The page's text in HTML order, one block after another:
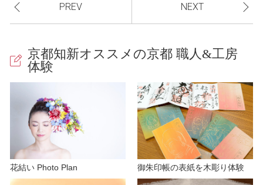
y
V
i
PREV NEXT
京都知新オススメの京都 職人&工房
体験
花結い Photo Plan 御朱印帳の表紙を木彫り体験